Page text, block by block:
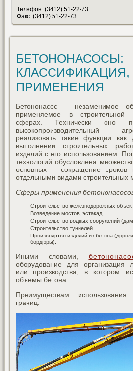
Телефон: (3412) 51-22-73
Факс: (3412) 51-22-73
БЕТОНОНАСОСЫ:
ПРИМЕНЕНИЯ
Бетононасос – незаменимое
применяемое в строительной
сферах. Технически оно
высокопроизводительный
реализовать такие функции как
выполнении строительных
изделий с его использованием.
технологий обусловлена
основных – сокращение сроков
отдельными видами строительных
Сферы применения
Строительство железнодорожных
Возведение мостов, эстакад.
Строительство водных сооружений
Строительство туннелей.
Производство изделий из бетона
бордюры).
Иными словами,
оборудование для организация
или производства, в котором
объемы бетона.
Преимуществам
границ.